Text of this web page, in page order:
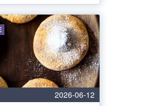
2026-06-12